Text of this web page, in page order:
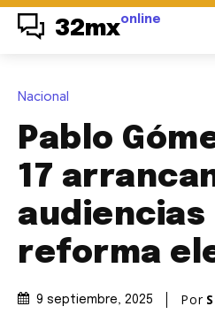
32mxonline
Nacional
Pablo
17
audiencias
reforma
9 septiembre, 2025 Por